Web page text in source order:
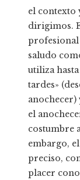
el contexto
dirigimos.
profesional
saludo
utiliza
tardes»
anochecer)
el
costumbre
embargo,
preciso,
placer